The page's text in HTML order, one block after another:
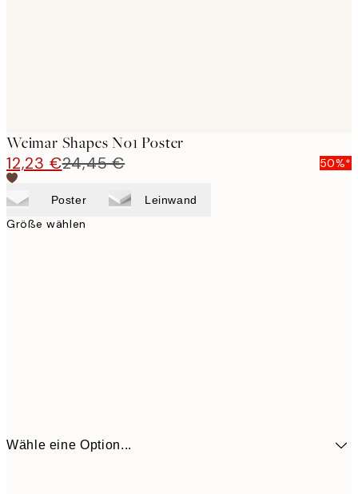
Weimar Shapes No1 Poster
12,23 €24,45 € 50%*
Poster Leinwand
Größe wählen
Wähle eine Option...